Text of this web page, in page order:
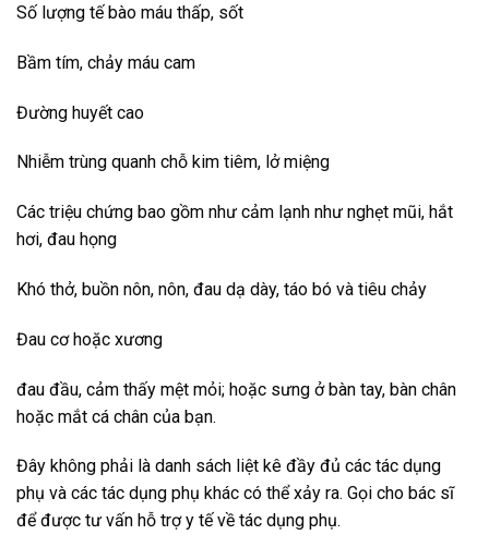
Số lượng tế bào máu thấp, sốt
Bầm tím, chảy máu cam
Đường huyết cao
Nhiễm trùng quanh chỗ kim tiêm, lở miệng
Các triệu chứng bao gồm như cảm lạnh như nghẹt mũi, hắt
hơi, đau họng
Khó thở, buồn nôn, nôn, đau dạ dày, táo bó và tiêu chảy
Đau cơ hoặc xương
đau đầu, cảm thấy mệt mỏi; hoặc sưng ở bàn tay, bàn chân
hoặc mắt cá chân của bạn.
Đây không phải là danh sách liệt kê đầy đủ các tác dụng
phụ và các tác dụng phụ khác có thể xảy ra. Gọi cho bác sĩ
để được tư vấn hỗ trợ y tế về tác dụng phụ.